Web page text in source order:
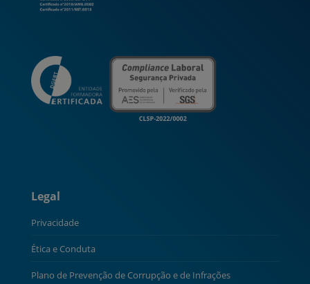
Legal
Privacidade
Ética e Conduta
Plano de Prevenção de Corrupção e de Infrações